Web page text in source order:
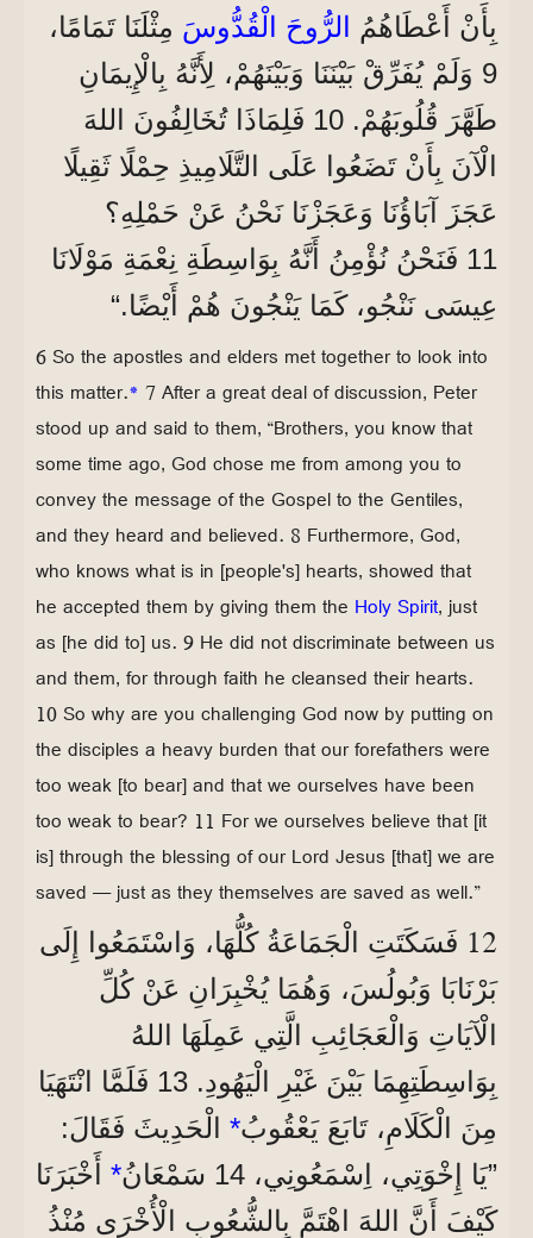
بِأَنْ أَعْطَاهُمُ الرُّوحَ الْقُدُّوسَ مِثْلَنَا تَمَامًا،
9 وَلَمْ يُفَرِّقْ بَيْنَنَا وَبَيْنَهُمْ، لِأَنَّهُ بِالْإِيمَانِ
طَهَّرَ قُلُوبَهُمْ. 10 فَلِمَاذَا تُخَالِفُونَ اللهَ
الْآنَ بِأَنْ تَضَعُوا عَلَى التَّلَامِيذِ حِمْلًا ثَقِيلًا
عَجَزَ آبَاؤُنَا وَعَجَزْنَا نَحْنُ عَنْ حَمْلِهِ؟
11 فَنَحْنُ نُؤْمِنُ أَنَّهُ بِوَاسِطَةِ نِعْمَةِ مَوْلَانَا
عِيسَى نَنْجُو، كَمَا يَنْجُونَ هُمْ أَيْضًا.“
6 So the apostles and elders met together to look into
this matter.* 7 After a great deal of discussion, Peter
stood up and said to them, “Brothers, you know that
some time ago, God chose me from among you to
convey the message of the Gospel to the Gentiles,
and they heard and believed. 8 Furthermore, God,
who knows what is in [people's] hearts, showed that
he accepted them by giving them the Holy Spirit, just
as [he did to] us. 9 He did not discriminate between us
and them, for through faith he cleansed their hearts.
10 So why are you challenging God now by putting on
the disciples a heavy burden that our forefathers were
too weak [to bear] and that we ourselves have been
too weak to bear? 11 For we ourselves believe that [it
is] through the blessing of our Lord Jesus [that] we are
saved — just as they themselves are saved as well.”
12 فَسَكَتَتِ الْجَمَاعَةُ كُلُّهَا، وَاسْتَمَعُوا إِلَى
بَرْنَابَا وَبُولُسَ، وَهُمَا يُخْبِرَانِ عَنْ كُلِّ
الْآيَاتِ وَالْعَجَائِبِ الَّتِي عَمِلَهَا اللهُ
بِوَاسِطَتِهِمَا بَيْنَ غَيْرِ الْيَهُودِ. 13 فَلَمَّا انْتَهَيَا
مِنَ الْكَلَامِ، تَابَعَ يَعْقُوبُ* الْحَدِيثَ فَقَالَ:
”يَا إِخْوَتِي، اِسْمَعُونِي، 14 سَمْعَانُ
* أَخْبَرَنَا
كَيْفَ أَنَّ اللهَ اهْتَمَّ بِالشُّعُوبِ الْأُخْرَى مُنْذُ